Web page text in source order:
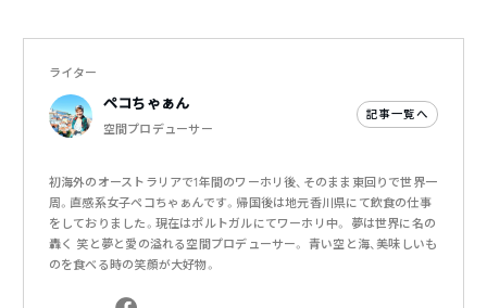
ライター
ペコちゃぁん
空間プロデューサー
記事一覧へ
初海外のオーストラリアで1年間のワーホリ後、そのまま東回りで世界一
周。直感系女子ペコちゃぁんです。帰国後は地元香川県にて飲食の仕事
をしておりました。現在はポルトガルにてワーホリ中。 夢は世界に名の
轟く 笑と夢と愛の溢れる空間プロデューサー。 青い空と海、美味しいも
のを食べる時の笑顔が大好物。